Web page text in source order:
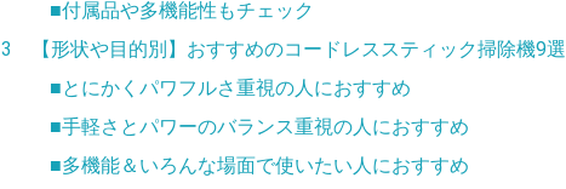
■付属品や多機能性もチェック
3 【形状や目的別】おすすめのコードレススティック掃除機9選
■とにかくパワフルさ重視の人におすすめ
■手軽さとパワーのバランス重視の人におすすめ
■多機能＆いろんな場面で使いたい人におすすめ